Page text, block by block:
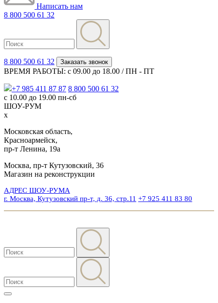
Написать нам
8 800 500 61 32
8 800 500 61 32 Заказать звонок
ВРЕМЯ РАБОТЫ: с 09.00 до 18.00 / ПН - ПТ
+7 985 411 87 87 8 800 500 61 32
с 10.00 до 19.00 пн-сб
ШОУ-РУМ
x
Московская область,
Красноармейск,
пр-т Ленина, 19а
Москва, пр-т Кутузовский, 36
Магазин на реконструкции
АДРЕС ШОУ-РУМА
г. Москва, Кутузовский пр-т, д. 36, стр.11 +7 925 411 83 80